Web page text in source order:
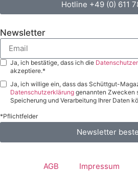
Hotline +49 (0) 611
Newsletter
Ja, ich bestätige, dass ich die
akzeptiere.*
Ja, ich willige ein, dass das Schüttgut-
Datenschutzerklärung genannten Zwecken
Speicherung und Verarbeitung Ihrer Daten
*Pflichtfelder
Newsletter
AGB Impressum